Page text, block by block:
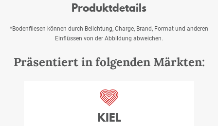
Produktdetails
*Bodenfliesen können durch Belichtung, Charge, Brand, Format und anderen
Einflüssen von der Abbildung abweichen.
Präsentiert in folgenden Märkten:
KIEL